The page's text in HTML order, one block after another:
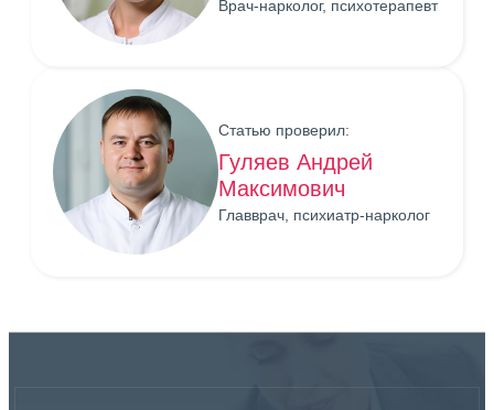
Врач-нарколог, психотерапевт
Статью проверил:
Гуляев Андрей
Максимович
Главврач, психиатр-нарколог